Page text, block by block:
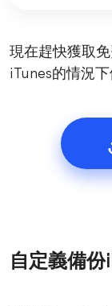
現在趕快獲取
iTunes的情況下
自定義備